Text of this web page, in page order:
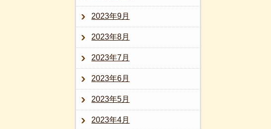
2023年9月
2023年8月
2023年7月
2023年6月
2023年5月
2023年4月